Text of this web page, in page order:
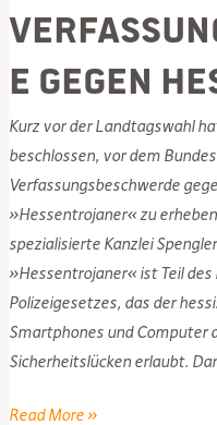
e gegen
Kurz vor der Landtagswahl
beschlossen, vor dem
Verfassungsbeschwerde
»Hessentrojaner« zu
spezialisierte Kanzlei
»Hessentrojaner« ist Teil
Polizeigesetzes, das der
Smartphones und Computer
Sicherheitslücken erlaubt.
PIRATEN
Read More »